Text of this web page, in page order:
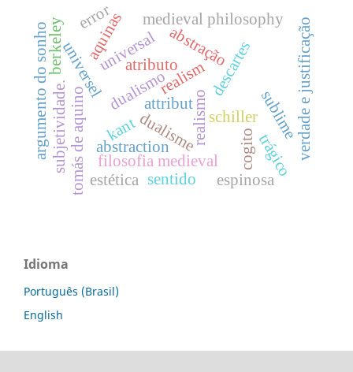
descartes
dualismo
atributo
universal abstração
cogito
dualisme
attribut
universel
abstraction
tomás de aquino filosofia medieval
realismo
aquinas medieval philosophy
realism
schiller
kant
estética
trágico
sublimeverdade e justificação
subjetividade.
berkeley
argumento do sonho
sentido espinosa
error
Idioma
Português (Brasil)
English